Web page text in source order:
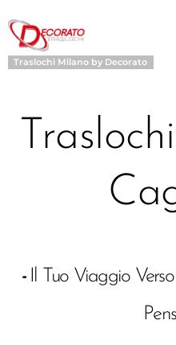
Traslochi Milano by Decorato
- Il Tuo Viaggio